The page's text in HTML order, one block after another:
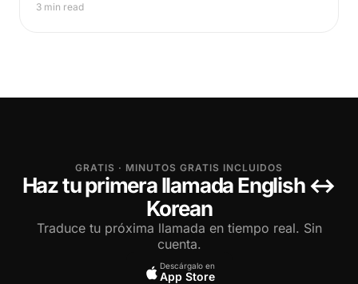
3 min read
GRATIS · MINUTOS GRATIS INCLUIDOS
Haz tu primera llamada English ↔
Korean
Traduce tu próxima llamada en tiempo real. Sin
cuenta.
Descárgalo en
App Store